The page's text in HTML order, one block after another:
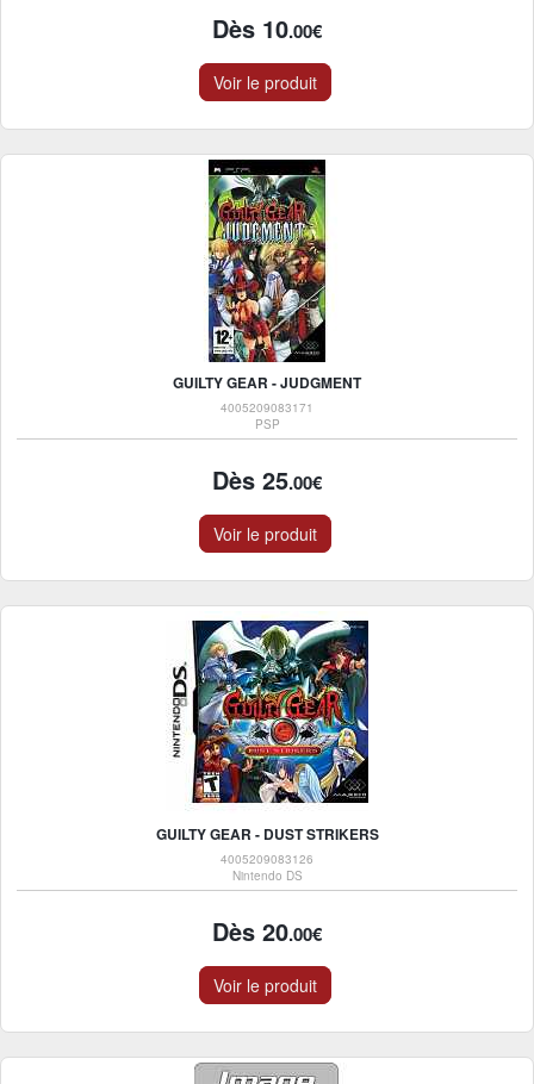
Dès 10.00€
Voir le produit
GUILTY GEAR - JUDGMENT
4005209083171
PSP
Dès 25.00€
Voir le produit
GUILTY GEAR - DUST STRIKERS
4005209083126
Nintendo DS
Dès 20.00€
Voir le produit